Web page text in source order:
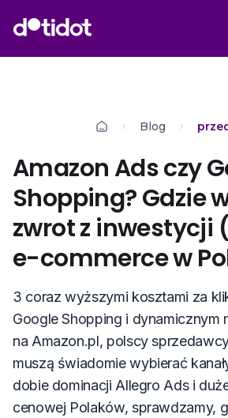
Blog
Amazon Ads czy
Shopping? Gdzie
zwrot z inwestycji
e-commerce w
З coraz wyższymi kosztami za
Google Shopping i dynamicznym
na Amazon.pl, polscy
muszą świadomie wybierać
dobie dominacji Allegro Ads i
cenowej Polaków, sprawdzamy,